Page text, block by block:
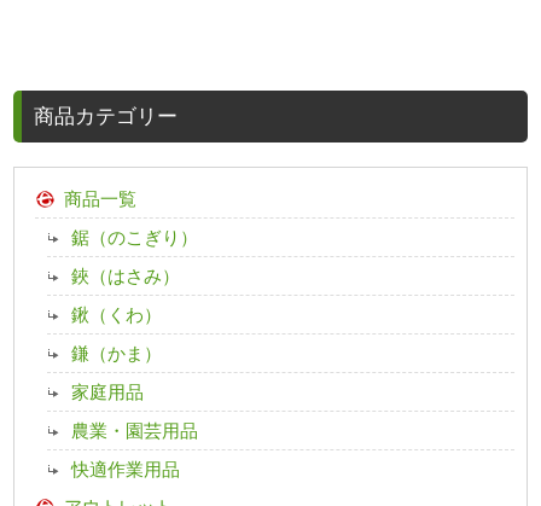
商品カテゴリー
商品一覧
鋸（のこぎり）
鋏（はさみ）
鍬（くわ）
鎌（かま）
家庭用品
農業・園芸用品
快適作業用品